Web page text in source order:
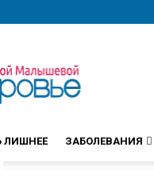
ЛИШНЕЕ ЗАБОЛЕВАНИЯ